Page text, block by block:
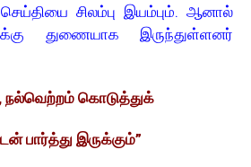
செய்தியை சிலம்பு இயம்பும். ஆனால்
துணையாக இருந்துள்ளனர்
நல்வெற்றம் கொடுத்துக்
பார்த்து இருக்கும்”